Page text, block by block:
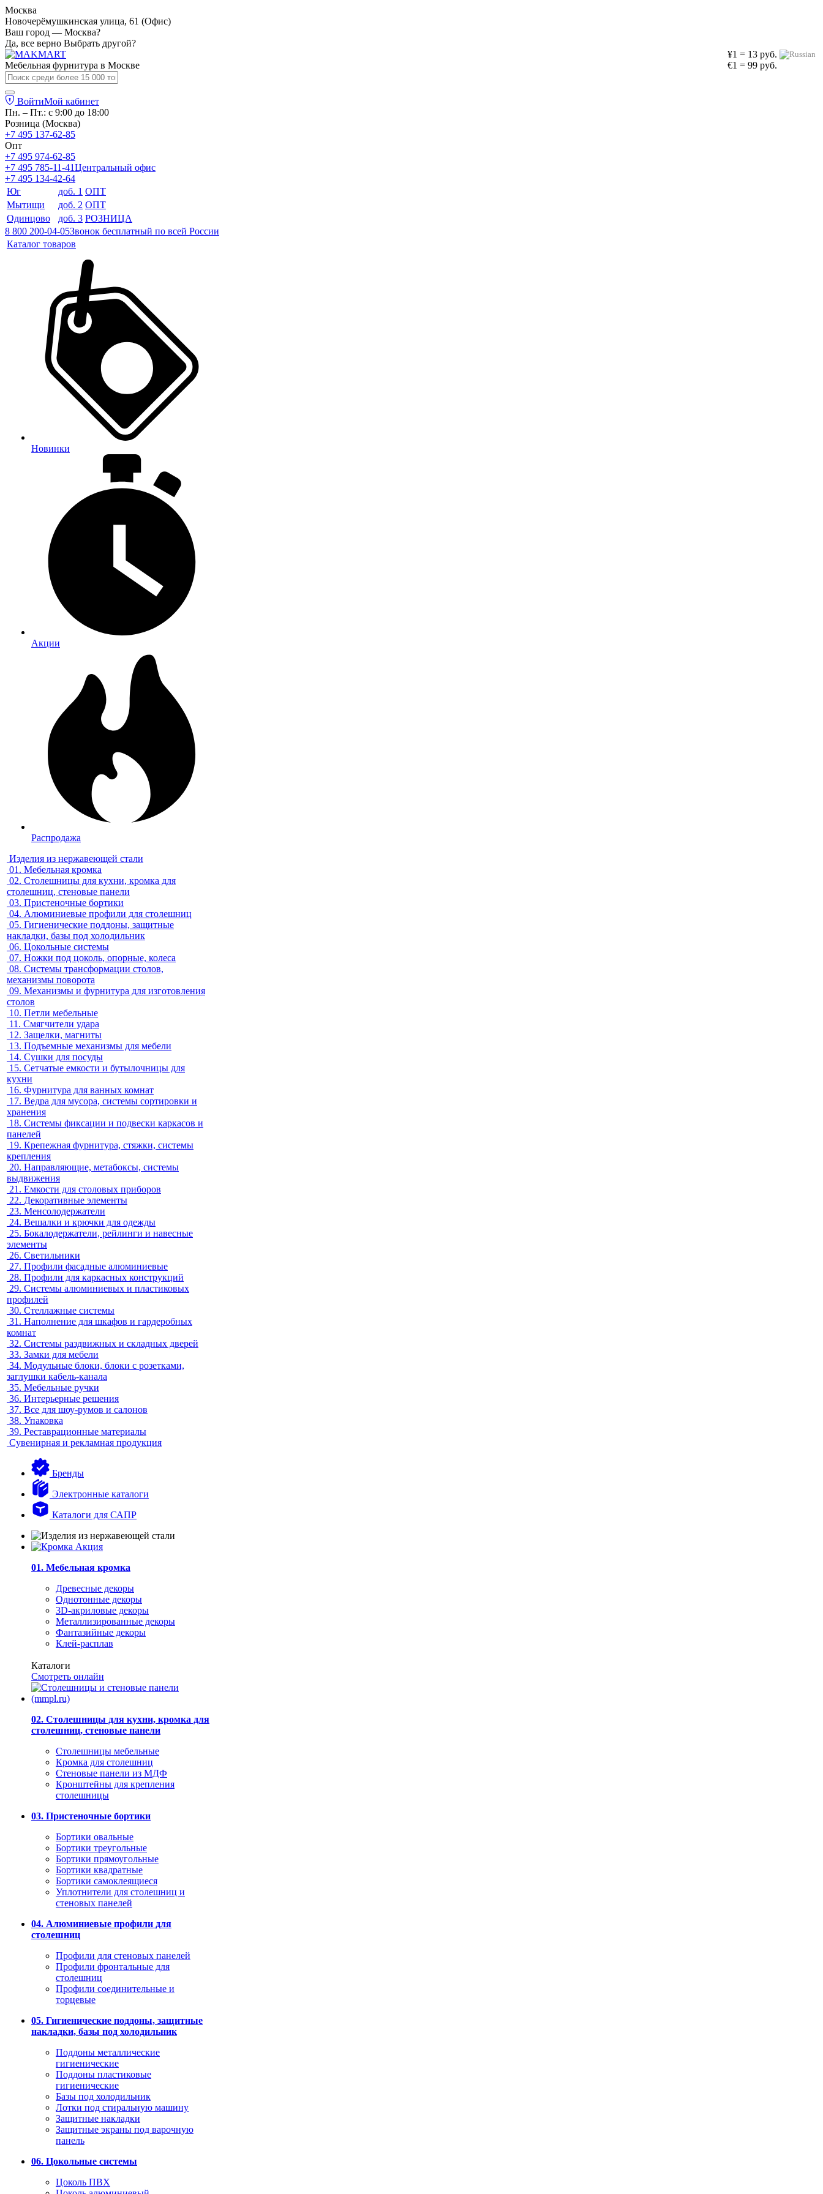
Москва
Новочерёмушкинская улица, 61 (Офис)
Ваш город — Москва?
Да, все верно Выбрать другой?
¥1 = 13 руб.
€1 = 99 руб.
Мебельная фурнитура в Москве
ВойтиМой кабинет
Пн. – Пт.: с 9:00 до 18:00
Розница (Москва)
+7 495 137-62-85
Опт
+7 495 974-62-85
+7 495 785-11-41Центральный офис
+7 495 134-42-64
Юг
доб. 1 ОПТ
Мытищи
доб. 2 ОПТ
Одинцово
доб. 3 РОЗНИЦА
8 800 200-04-05Звонок бесплатный по всей России
Каталог товаров
Новинки
Акции
Распродажа
Изделия из нержавеющей стали
01. Мебельная кромка
02. Столешницы для кухни, кромка для
столешниц, стеновые панели
03. Пристеночные бортики
04. Алюминиевые профили для столешниц
05. Гигиенические поддоны, защитные
накладки, базы под холодильник
06. Цокольные системы
07. Ножки под цоколь, опорные, колеса
08. Системы трансформации столов,
механизмы поворота
09. Механизмы и фурнитура для изготовления
столов
10. Петли мебельные
11. Смягчители удара
12. Защелки, магниты
13. Подъемные механизмы для мебели
14. Сушки для посуды
15. Сетчатые емкости и бутылочницы для
кухни
16. Фурнитура для ванных комнат
17. Ведра для мусора, системы сортировки и
хранения
18. Системы фиксации и подвески каркасов и
панелей
19. Крепежная фурнитура, стяжки, системы
крепления
20. Направляющие, метабоксы, системы
выдвижения
21. Емкости для столовых приборов
22. Декоративные элементы
23. Менсолодержатели
24. Вешалки и крючки для одежды
25. Бокалодержатели, рейлинги и навесные
элементы
26. Светильники
27. Профили фасадные алюминиевые
28. Профили для каркасных конструкций
29. Системы алюминиевых и пластиковых
профилей
30. Стеллажные системы
31. Наполнение для шкафов и гардеробных
комнат
32. Системы раздвижных и складных дверей
33. Замки для мебели
34. Модульные блоки, блоки с розетками,
заглушки кабель-канала
35. Мебельные ручки
36. Интерьерные решения
37. Все для шоу-румов и салонов
38. Упаковка
39. Реставрационные материалы
Сувенирная и рекламная продукция
Бренды
Электронные каталоги
Каталоги для САПР
01. Мебельная кромка
Древесные декоры
Однотонные декоры
3D-акриловые декоры
Металлизированные декоры
Фантазийные декоры
Клей-расплав
Каталоги
Смотреть онлайн
02. Столешницы для кухни, кромка для
столешниц, стеновые панели
Столешницы мебельные
Кромка для столешниц
Стеновые панели из МДФ
Кронштейны для крепления
столешницы
03. Пристеночные бортики
Бортики овальные
Бортики треугольные
Бортики прямоугольные
Бортики квадратные
Бортики самоклеящиеся
Уплотнители для столешниц и
стеновых панелей
04. Алюминиевые профили для
столешниц
Профили для стеновых панелей
Профили фронтальные для
столешниц
Профили соединительные и
торцевые
05. Гигиенические поддоны, защитные
накладки, базы под холодильник
Поддоны металлические
гигиенические
Поддоны пластиковые
гигиенические
Базы под холодильник
Лотки под стиральную машину
Защитные накладки
Защитные экраны под варочную
панель
06. Цокольные системы
Цоколь ПВХ